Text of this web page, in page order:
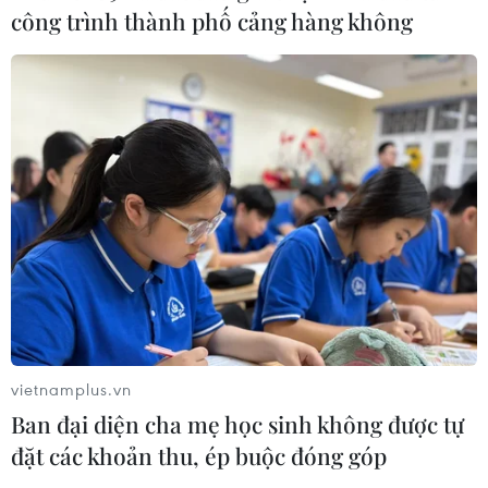
triển nguồn nhân lực
02/08/2026 03:25
Báo động cận thị học đường khi
nhiều trẻ giảm thị lực từ rất sớm
01/08/2026 09:31
Thành phố Hồ Chí Minh phát triển
hệ thống y tế đa tầng, đồng bộ, thống
nhất
01/08/2026 09:14
Gia Lai xác thực 99,8% dữ liệu bảo
công trình thành phố cảng hàng không
vietnamplus.vn
Ban đại diện cha mẹ học sinh không được tự
đặt các khoản thu, ép buộc đóng góp